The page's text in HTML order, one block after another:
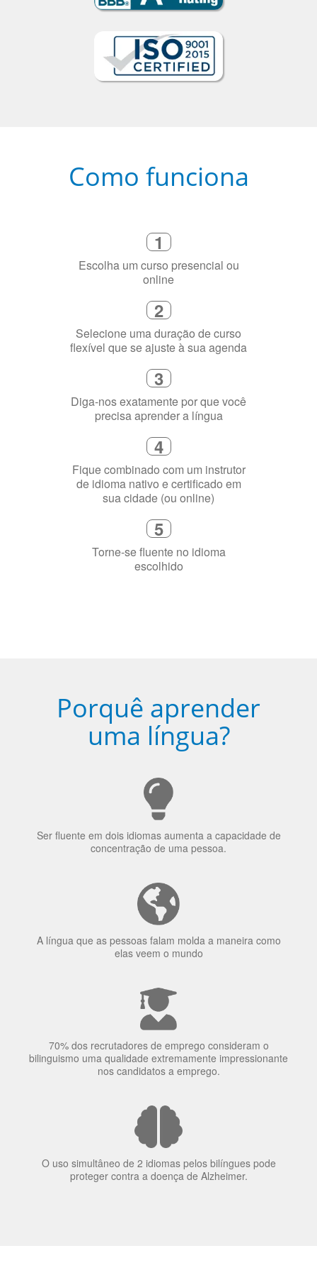
Escolha um curso presencial ou
online
2
Selecione uma duração de curso
flexível que se ajuste à sua agenda
3
Diga-nos exatamente por que você
precisa aprender a língua
4
Fique combinado com um instrutor
de idioma nativo e certificado em
sua cidade (ou online)
5
Torne-se fluente no idioma
escolhido
uma língua?
Ser fluente em dois idiomas aumenta a capacidade de
concentração de uma pessoa.
A língua que as pessoas falam molda a maneira como
elas veem o mundo
70% dos recrutadores de emprego consideram o
bilinguismo uma qualidade extremamente impressionante
O uso simultâneo de 2 idiomas pelos bilíngues pode
proteger contra a doença de Alzheimer.